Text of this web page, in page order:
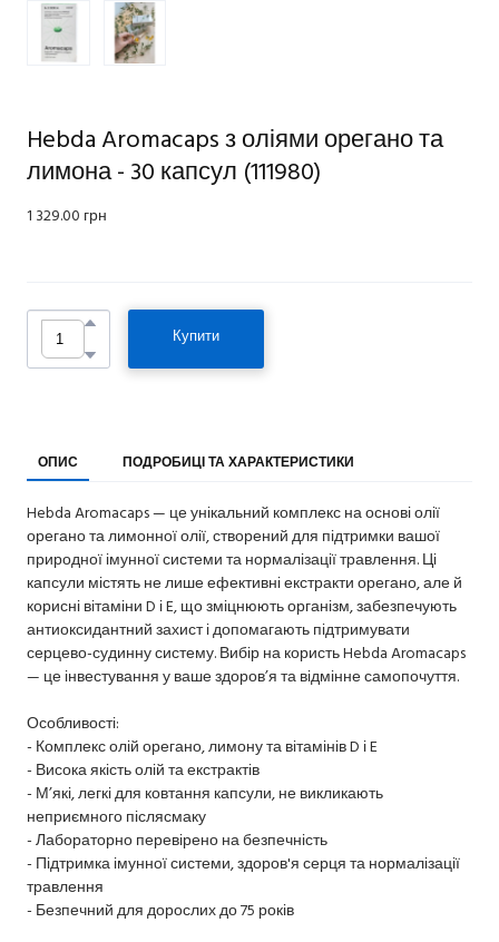
Hebda Aromacaps з оліями орегано та
лимона - 30 капсул (111980)
1 329.00 грн
Купити
ОПИС ПОДРОБИЦІ ТА ХАРАКТЕРИСТИКИ
Hebda Aromacaps — це унікальний комплекс на основі олії
орегано та лимонної олії, створений для підтримки вашої
природної імунної системи та нормалізації травлення. Ці
капсули містять не лише ефективні екстракти орегано, але й
корисні вітаміни D і E, що зміцнюють організм, забезпечують
антиоксидантний захист і допомагають підтримувати
серцево-судинну систему. Вибір на користь Hebda Aromacaps
— це інвестування у ваше здоров’я та відмінне самопочуття.
Особливості:
- Комплекс олій орегано, лимону та вітамінів D і E
- Висока якість олій та екстрактів
- М’які, легкі для ковтання капсули, не викликають
неприємного післясмаку
- Лабораторно перевірено на безпечність
- Підтримка імунної системи, здоров'я серця та нормалізації
травлення
- Безпечний для дорослих до 75 років